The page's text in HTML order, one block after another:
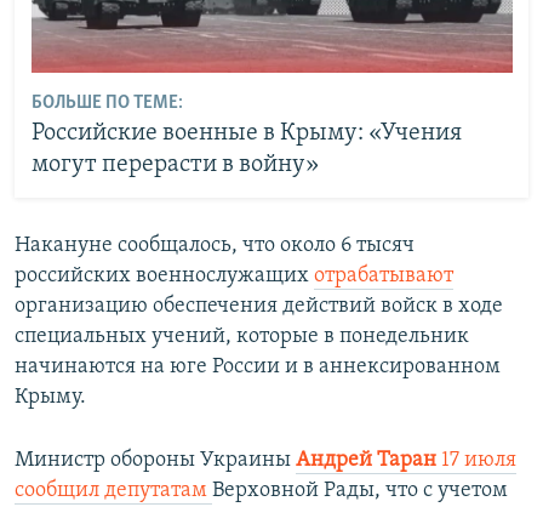
БОЛЬШЕ ПО ТЕМЕ:
Российские военные в Крыму: «Учения
могут перерасти в войну»
Накануне сообщалось, что около 6 тысяч
российских военнослужащих отрабатывают
организацию обеспечения действий войск в ходе
специальных учений, которые в понедельник
начинаются на юге России и в аннексированном
Крыму.
Министр обороны Украины Андрей Таран 17 июля
сообщил депутатам Верховной Рады, что с учетом